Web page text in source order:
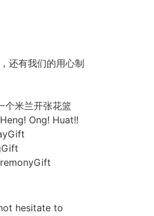
还有我们的用心制
个米兰开张花篮
Heng! Ong! Huat!!
hesitate to